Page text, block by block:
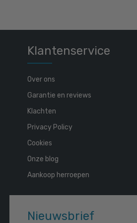
Nieuwsbrief
Klantenservice
Over ons
Garantie en reviews
Klachten
Privacy Policy
Cookies
Onze blog
Aankoop herroepen